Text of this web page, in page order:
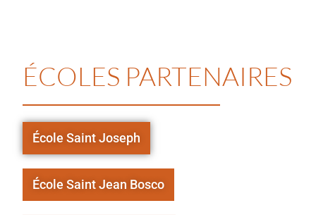
ÉCOLES PARTENAIRES
École Saint Joseph
École Saint Jean Bosco